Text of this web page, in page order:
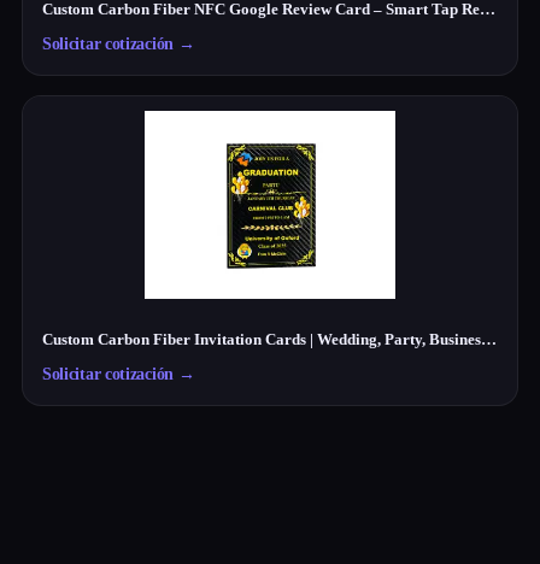
Custom Carbon Fiber NFC Google Review Card – Smart Tap Review Card for Businesses
Solicitar cotización→
Custom Carbon Fiber Invitation Cards | Wedding, Party, Business Cards Manufacturer
Solicitar cotización→